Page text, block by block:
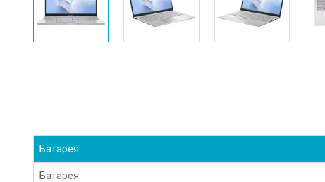
Батарея
Батарея